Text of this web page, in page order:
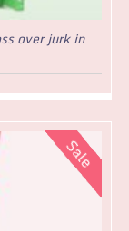
over jurk in